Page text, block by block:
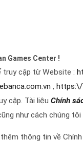
Games Center !
truy cập từ Website :
, https:\/
cập. Tài liệu Chính
như cách chúng
thông tin về